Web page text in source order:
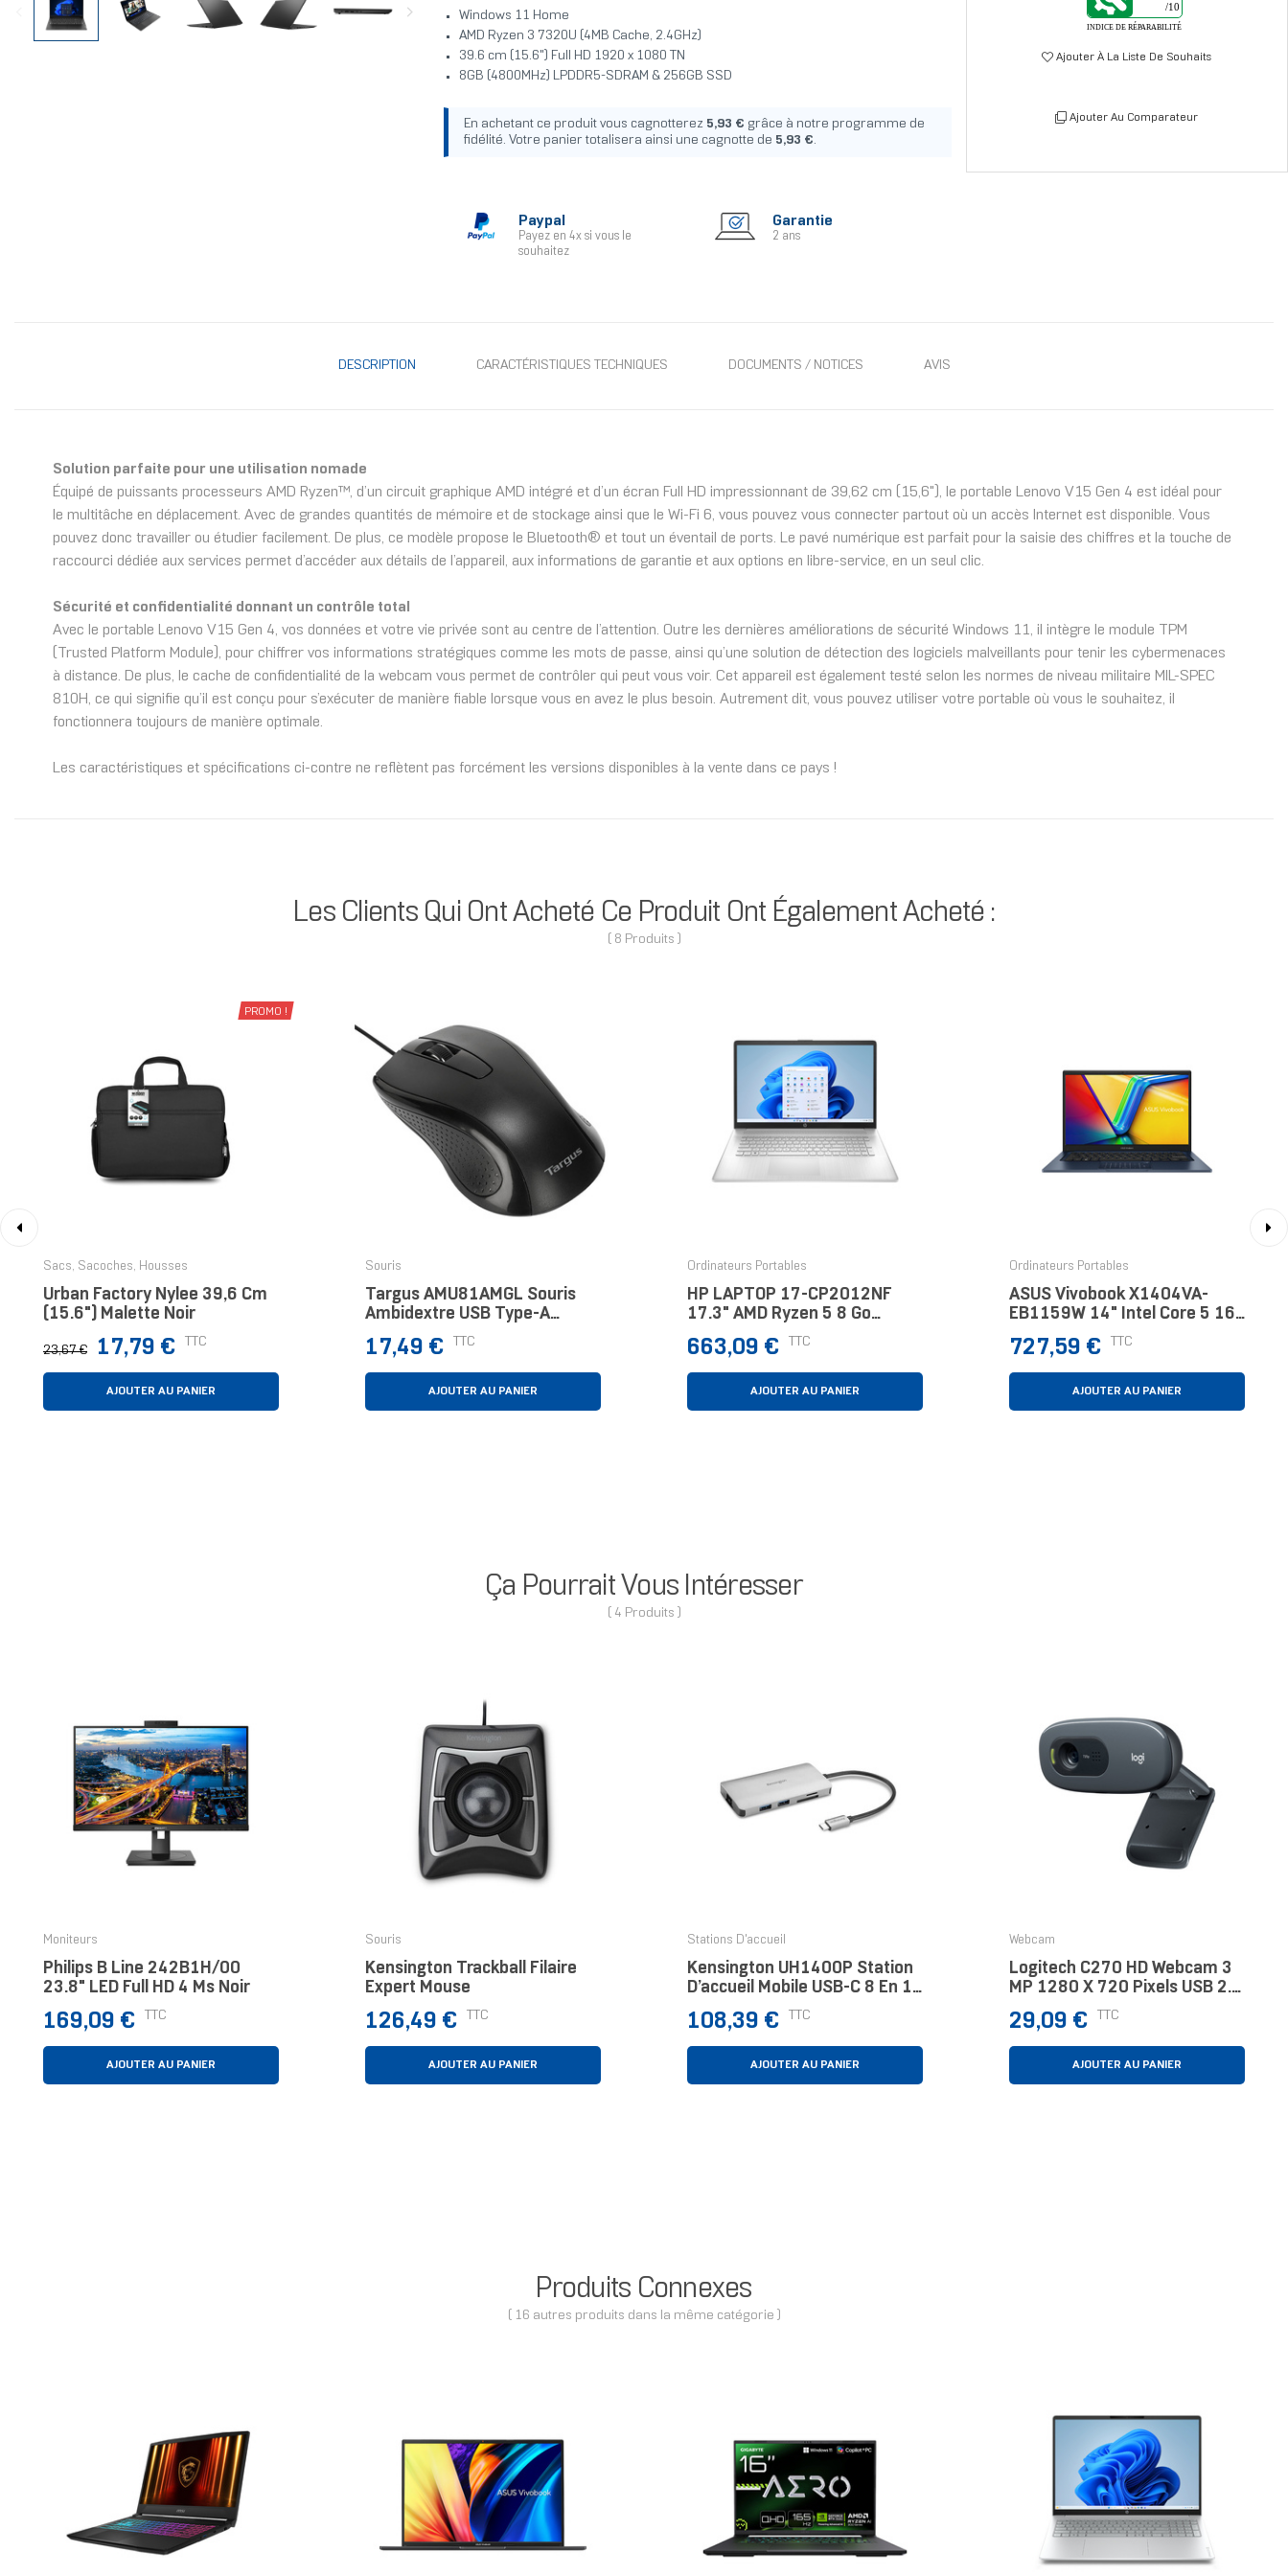
Windows 11 Home
AMD Ryzen 3 7320U (4MB Cache, 2.4GHz)
39.6 cm (15.6") Full HD 1920 x 1080 TN
8GB (4800MHz) LPDDR5-SDRAM & 256GB SSD
En achetant ce produit vous cagnotterez 5,93 € grâce à notre programme de
fidélité. Votre panier totalisera ainsi une cagnotte de 5,93 €.
Paypal
Payez en 4x si vous le
souhaitez
Garantie
2 ans
/10
INDICE DE RÉPARABILITÉ
Ajouter À La Liste De Souhaits
Ajouter Au Comparateur
DESCRIPTION CARACTÉRISTIQUES TECHNIQUES DOCUMENTS / NOTICES AVIS
Solution parfaite pour une utilisation nomade
Équipé de puissants processeurs AMD Ryzen™, d’un circuit graphique AMD intégré et d’un écran Full HD impressionnant de 39,62 cm (15,6"), le portable Lenovo V15 Gen 4 est idéal pour
le multitâche en déplacement. Avec de grandes quantités de mémoire et de stockage ainsi que le Wi-Fi 6, vous pouvez vous connecter partout où un accès Internet est disponible. Vous
pouvez donc travailler ou étudier facilement. De plus, ce modèle propose le Bluetooth® et tout un éventail de ports. Le pavé numérique est parfait pour la saisie des chiffres et la touche de
raccourci dédiée aux services permet d’accéder aux détails de l’appareil, aux informations de garantie et aux options en libre-service, en un seul clic.
Sécurité et confidentialité donnant un contrôle total
Avec le portable Lenovo V15 Gen 4, vos données et votre vie privée sont au centre de l’attention. Outre les dernières améliorations de sécurité Windows 11, il intègre le module TPM
(Trusted Platform Module), pour chiffrer vos informations stratégiques comme les mots de passe, ainsi qu’une solution de détection des logiciels malveillants pour tenir les cybermenaces
à distance. De plus, le cache de confidentialité de la webcam vous permet de contrôler qui peut vous voir. Cet appareil est également testé selon les normes de niveau militaire MIL-SPEC
810H, ce qui signifie qu’il est conçu pour s’exécuter de manière fiable lorsque vous en avez le plus besoin. Autrement dit, vous pouvez utiliser votre portable où vous le souhaitez, il
fonctionnera toujours de manière optimale.
Les caractéristiques et spécifications ci-contre ne reflètent pas forcément les versions disponibles à la vente dans ce pays !
Les Clients Qui Ont Acheté Ce Produit Ont Également Acheté :
( 8 Produits )
PROMO !
Sacs, Sacoches, Housses
Urban Factory Nylee 39,6 Cm
(15.6") Malette Noir
Prix
normal
23,67 € Prix
17,79 € TTC
AJOUTER AU PANIER
Souris
Targus AMU81AMGL Souris
Ambidextre USB Type-A
Optique 1000 DPI
Prix
17,49 € TTC
AJOUTER AU PANIER
Ordinateurs Portables
HP LAPTOP 17-CP2012NF
17.3" AMD Ryzen 5 8 Go
Argent 512 Go
Prix
663,09 € TTC
AJOUTER AU PANIER
Ordinateurs Portables
ASUS Vivobook X1404VA-
EB1159W 14" Intel Core 5 16
Go Bleu 512 Go
Prix
727,59 € TTC
AJOUTER AU PANIER
Ça Pourrait Vous Intéresser
( 4 Produits )
Moniteurs
Philips B Line 242B1H/00
23.8" LED Full HD 4 Ms Noir
Prix
169,09 € TTC
AJOUTER AU PANIER
Souris
Kensington Trackball Filaire
Expert Mouse
Prix
126,49 € TTC
AJOUTER AU PANIER
Stations D'accueil
Kensington UH1400P Station
D’accueil Mobile USB-C 8 En 1
Prix
108,39 € TTC
AJOUTER AU PANIER
Webcam
Logitech C270 HD Webcam 3
MP 1280 X 720 Pixels USB 2.0
Prix
29,09 € TTC
AJOUTER AU PANIER
Produits Connexes
( 16 autres produits dans la même catégorie )